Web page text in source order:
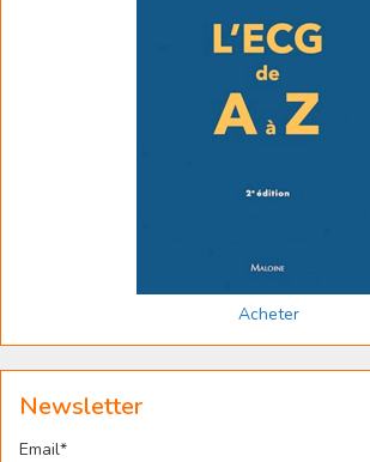
Acheter
Newsletter
Email*